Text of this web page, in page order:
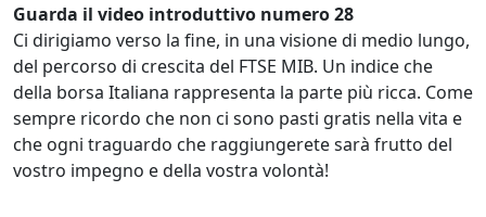
Guarda il video introduttivo numero 28
Ci dirigiamo verso la fine, in una visione di medio lungo,
del percorso di crescita del FTSE MIB. Un indice che
della borsa Italiana rappresenta la parte più ricca. Come
sempre ricordo che non ci sono pasti gratis nella vita e
che ogni traguardo che raggiungerete sarà frutto del
vostro impegno e della vostra volontà!